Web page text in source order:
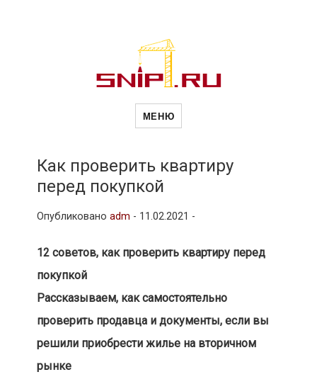
Новости
и
рубрики
МЕНЮ
Как проверить квартиру
перед покупкой
Опубликовано adm - 11.02.2021 -
12 советов, как проверить квартиру перед
покупкой
Рассказываем, как самостоятельно
проверить продавца и документы, если вы
решили приобрести жилье на вторичном
рынке